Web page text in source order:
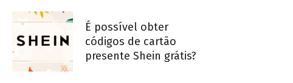
É possível obter
códigos de cartão
presente Shein grátis?